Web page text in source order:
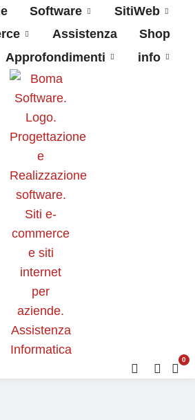
Software
SitiWeb
Assistenza
Shop
Approfondimenti
info
0